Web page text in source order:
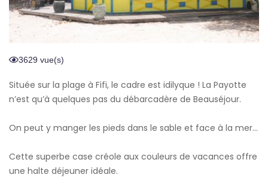
3629 vue(s)
Située sur la plage à Fifi, le cadre est idilyque ! La Payotte
n’est qu’à quelques pas du débarcadère de Beauséjour.
On peut y manger les pieds dans le sable et face à la mer…
Cette superbe case créole aux couleurs de vacances offre
une halte déjeuner idéale.